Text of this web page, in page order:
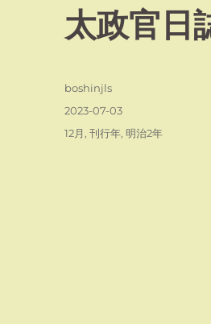
太政官日
投
boshinjls
投
2023-07-03
カ
12月 ,刊行年, 明治2年